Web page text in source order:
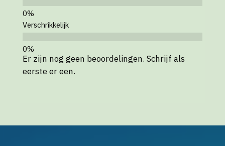
Verschrikkelijk
Er zijn nog geen beoordelingen. Schrijf als
eerste er een.